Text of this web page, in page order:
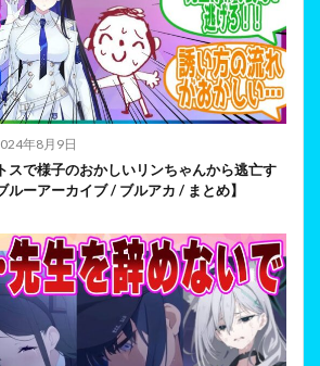
年8月9日
スで様子のおかしいリンちゃんから逃亡す
ルーアーカイブ / ブルアカ / まとめ】